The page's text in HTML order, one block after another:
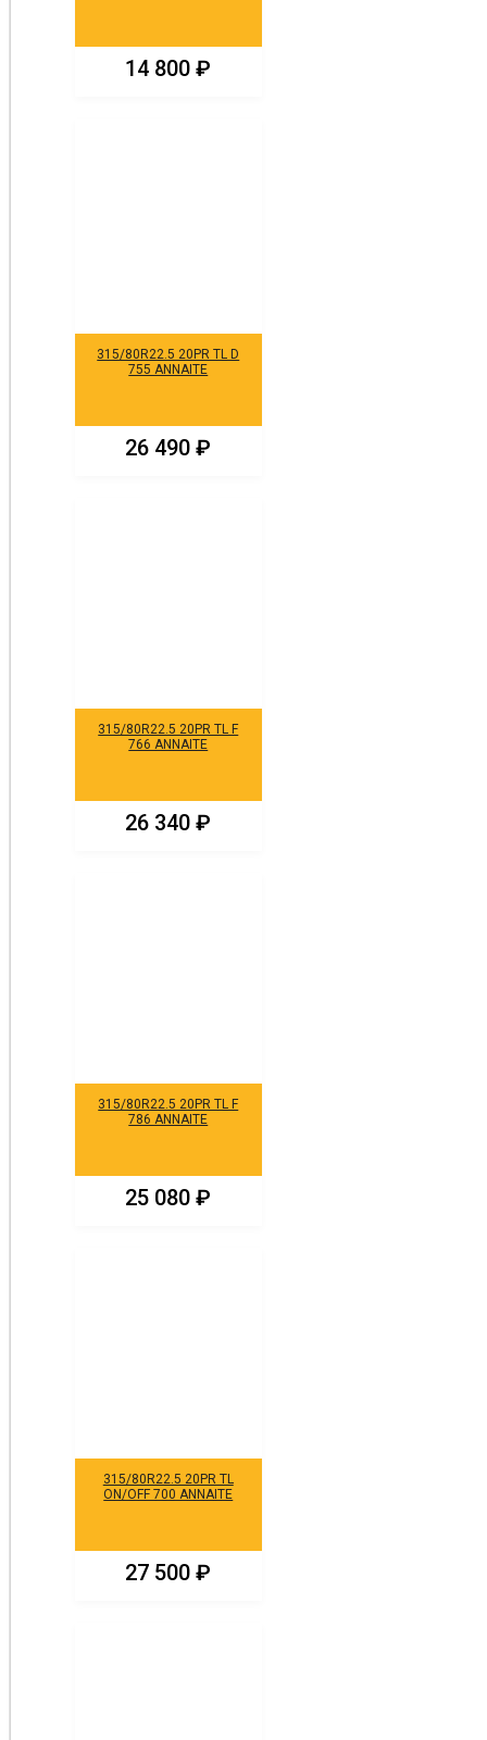
14 800₽
315/80R22.5 20PR TL D
755 ANNAITE
26 490₽
315/80R22.5 20PR TL F
766 ANNAITE
26 340₽
315/80R22.5 20PR TL F
786 ANNAITE
25 080₽
315/80R22.5 20PR TL
ON/OFF 700 ANNAITE
27 500₽